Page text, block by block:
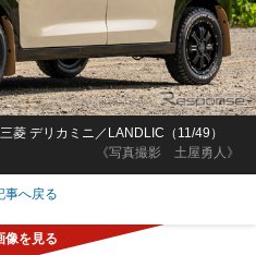
《写真撮影 土屋勇人》
菱 デリカミニ／LANDLIC（11/49）
事へ戻る